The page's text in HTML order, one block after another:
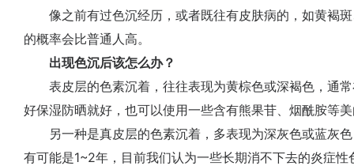
像之前有过色沉经历，或者既往有皮肤病的，如黄褐斑
的概率会比普通人高。
出现色沉后该怎么办？
表皮层的色素沉着，往往表现为黄棕色或深褐色，通常
好保湿防晒就好，也可以使用一些含有熊果苷、烟酰胺等
另一种是真皮层的色素沉着，多表现为深灰色或蓝灰
有可能是1~2年，目前我们认为一些长期消不下去的炎症